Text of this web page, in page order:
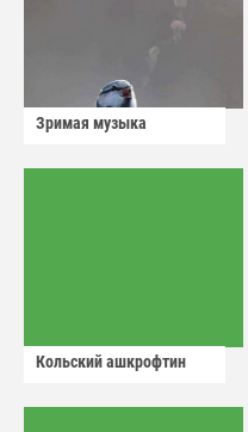
Зримая музыка
Кольский ашкрофтин